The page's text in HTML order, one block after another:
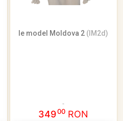
Ie model Moldova 2 (IM2d)
34900 RON